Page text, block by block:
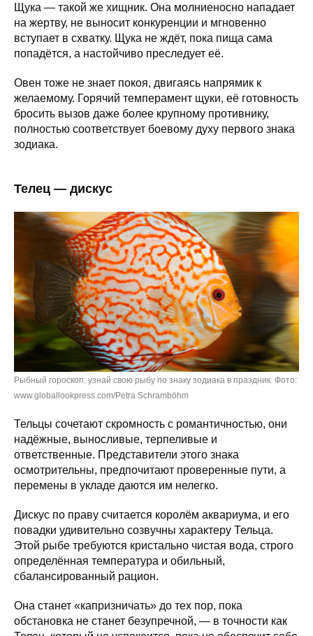
Щука — такой же хищник. Она молниеносно нападает
на жертву, не выносит конкуренции и мгновенно
вступает в схватку. Щука не ждёт, пока пища сама
попадётся, а настойчиво преследует её.
Овен тоже не знает покоя, двигаясь напрямик к
желаемому. Горячий темперамент щуки, её готовность
бросить вызов даже более крупному противнику,
полностью соответствует боевому духу первого знака
зодиака.
Телец — дискус
Рыбный гороскоп: узнай свою рыбу по знаку зодиака в праздник. Фото:
www.globallookpress.com/Petra Schramböhm
Тельцы сочетают скромность с романтичностью, они
надёжные, выносливые, терпеливые и
ответственные. Представители этого знака
осмотрительны, предпочитают проверенные пути, а
перемены в укладе даются им нелегко.
Дискус по праву считается королём аквариума, и его
повадки удивительно созвучны характеру Тельца.
Этой рыбе требуются кристально чистая вода, строго
определённая температура и обильный,
сбалансированный рацион.
Она станет «капризничать» до тех пор, пока
обстановка не станет безупречной, — в точности как